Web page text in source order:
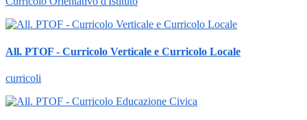
All. PTOF - Curricolo Verticale e Curricolo Locale
curricoli